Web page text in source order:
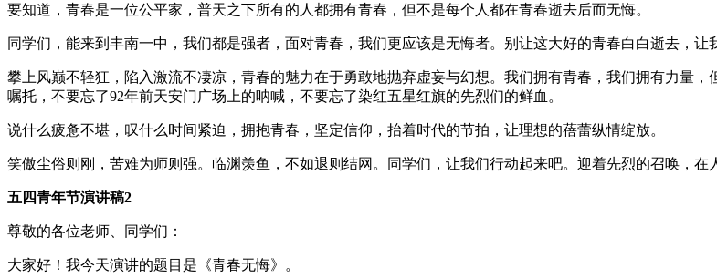
要知道，青春是一位公平家，普天之下所有的人都拥有青春，但不是每个人都在青春逝去后而无悔。
同学们，能来到丰南一中，我们都是强者，面对青春，我们更应该是无悔者。别让这大好的青春白白逝去，让
攀上风巅不轻狂，陷入激流不凄凉，青春的魅力在于勇敢地抛弃虚妄与幻想。我们拥有青春，我们拥有力量
嘱托，不要忘了92年前天安门广场上的呐喊，不要忘了染红五星红旗的先烈们的鲜血。
说什么疲惫不堪，叹什么时间紧迫，拥抱青春，坚定信仰，抬着时代的节拍，让理想的蓓蕾纵情绽放。
笑傲尘俗则刚，苦难为师则强。临渊羡鱼，不如退则结网。同学们，让我们行动起来吧。迎着先烈的召唤，在
五四青年节演讲稿2
尊敬的各位老师、同学们：
大家好！我今天演讲的题目是《青春无悔》。